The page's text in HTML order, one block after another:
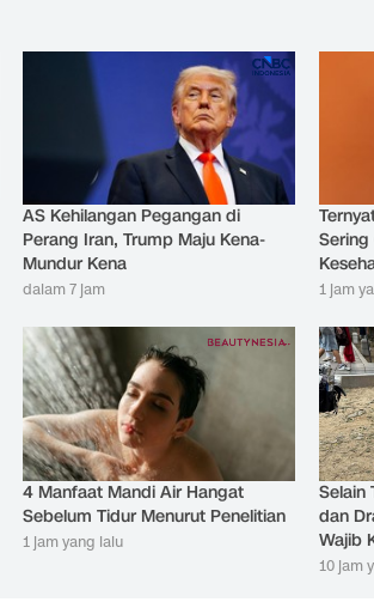
AS Kehilangan Pegangan di
Perang Iran, Trump Maju Kena-
Mundur Kena
dalam 7 jam
Sering
1 jam
4 Manfaat Mandi Air Hangat
Sebelum Tidur Menurut Penelitian
1 jam yang lalu
Selain
dan
Wajib
10 jam